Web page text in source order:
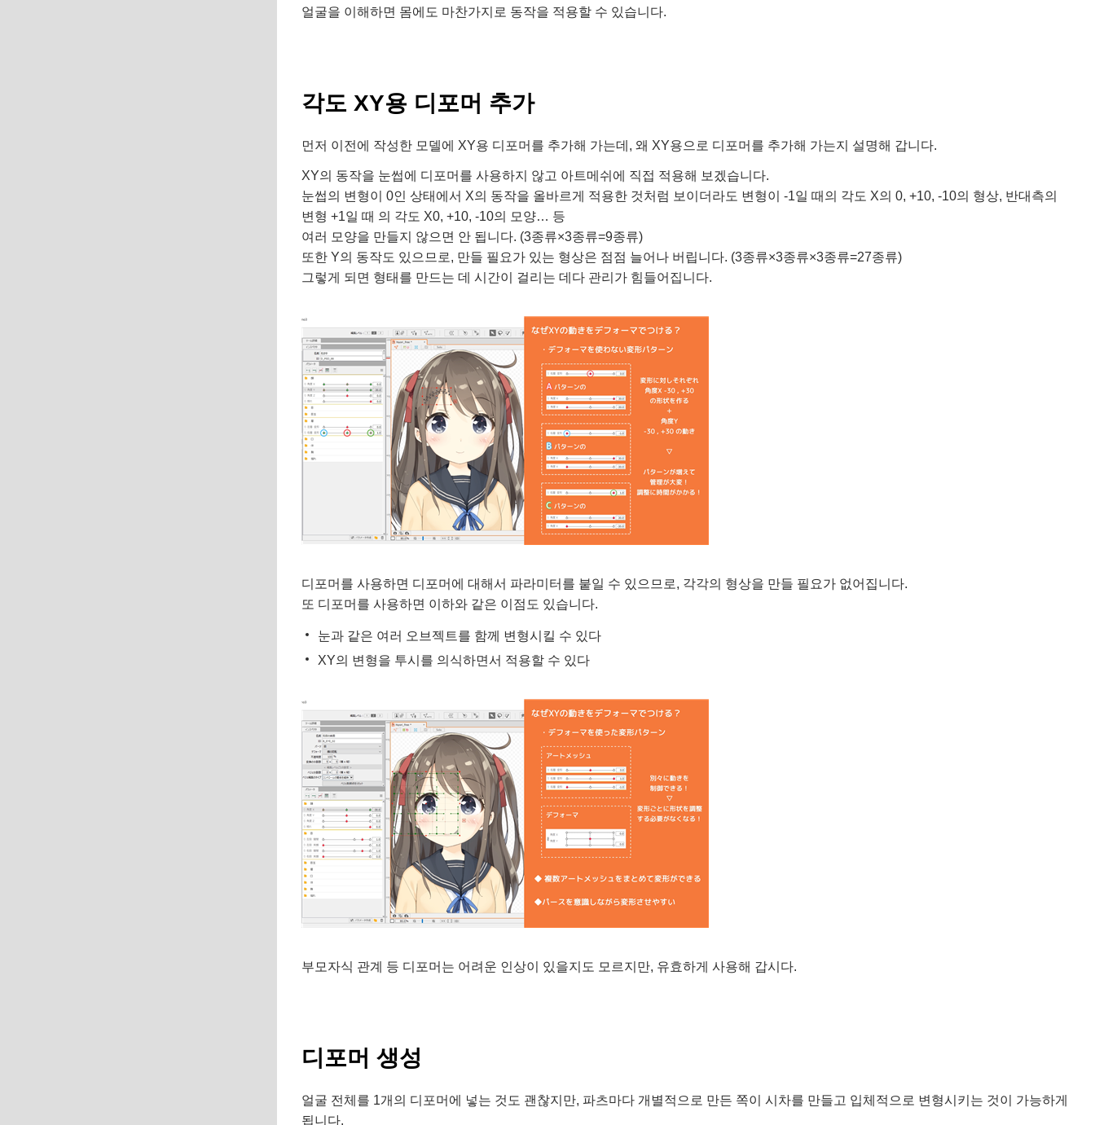
얼굴을 이해하면 몸에도 마찬가지로 동작을 적용할 수 있습니다.
각도 XY용 디포머 추가
먼저 이전에 작성한 모델에 XY용 디포머를 추가해 가는데, 왜 XY용으로 디포머를 추가해 가는지 설명해 갑니다.
XY의 동작을 눈썹에 디포머를 사용하지 않고 아트메쉬에 직접 적용해 보겠습니다.
눈썹의 변형이 0인 상태에서 X의 동작을 올바르게 적용한 것처럼 보이더라도 변형이 -1일 때의 각도 X의 0, +10, -10의 형상, 반대측의
변형 +1일 때 의 각도 X0, +10, -10의 모양… 등
여러 모양을 만들지 않으면 안 됩니다. (3종류×3종류=9종류)
또한 Y의 동작도 있으므로, 만들 필요가 있는 형상은 점점 늘어나 버립니다. (3종류×3종류×3종류=27종류)
그렇게 되면 형태를 만드는 데 시간이 걸리는 데다 관리가 힘들어집니다.
디포머를 사용하면 디포머에 대해서 파라미터를 붙일 수 있으므로, 각각의 형상을 만들 필요가 없어집니다.
또 디포머를 사용하면 이하와 같은 이점도 있습니다.
눈과 같은 여러 오브젝트를 함께 변형시킬 수 있다
XY의 변형을 투시를 의식하면서 적용할 수 있다
부모자식 관계 등 디포머는 어려운 인상이 있을지도 모르지만, 유효하게 사용해 갑시다.
디포머 생성
얼굴 전체를 1개의 디포머에 넣는 것도 괜찮지만, 파츠마다 개별적으로 만든 쪽이 시차를 만들고 입체적으로 변형시키는 것이 가능하게
됩니다.